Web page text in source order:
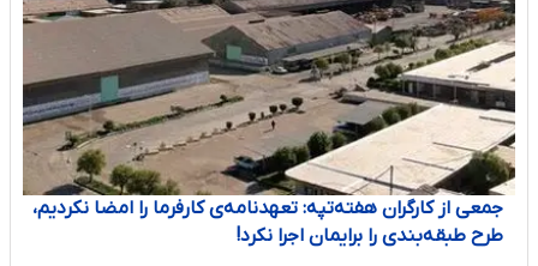
جمعی از کارگران هفته‌تپه: تعهدنامه‌ی کارفرما را امضا نکردیم،
طرح طبقه‌‎بندی را برایمان اجرا نکرد!